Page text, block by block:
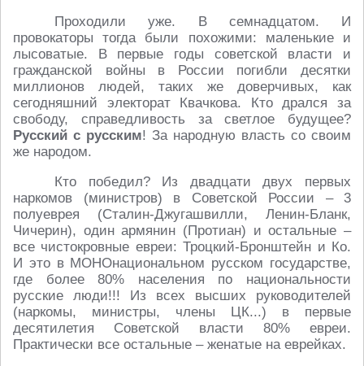
Проходили уже. В семнадцатом. И
провокаторы тогда были похожими: маленькие и
лысоватые. В первые годы советской власти и
гражданской войны в России погибли десятки
миллионов людей, таких же доверчивых, как
сегодняшний электорат Квачкова. Кто дрался за
свободу, справедливость за светлое будущее?
Русский с русским! За народную власть со своим
же народом.
Кто победил? Из двадцати двух первых
наркомов (министров) в Советской России – 3
полуеврея (Сталин-Джугашвилли, Ленин-Бланк,
Чичерин), один армянин (Протиан) и остальные –
все чистокровные евреи: Троцкий-Бронштейн и Ко.
И это в МОНОнациональном русском государстве,
где более 80% населения по национальности
русские люди!!! Из всех высших руководителей
(наркомы, министры, члены ЦК...) в первые
десятилетия Советской власти 80% евреи.
Практически все остальные – женатые на еврейках.